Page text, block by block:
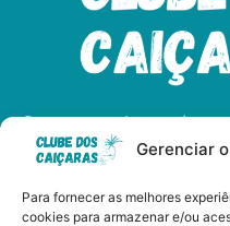
Gerenciar
Para fornecer as melhores
cookies para armazenar e/ou
Somos apaixonados
dedicados a
nossas praias,